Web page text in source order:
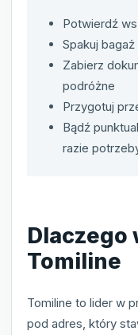
Potwierdź
Spakuj
Zabierz
podróżne
Przygotuj
Bądź
razie
Dlaczego
Tomiline
Tomiline to lider w
pod adres, który